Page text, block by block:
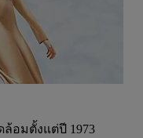
อมตั้งแต่ปี 1973